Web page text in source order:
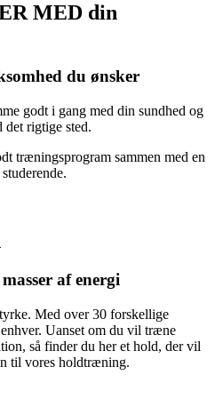
MED din
du ønsker
godt i gang med din sundhed og
det rigtige sted.
træningsprogram sammen med en
af energi
Med over 30 forskellige
Uanset om du vil træne
så finder du her et hold, der vil
til vores holdtræning.